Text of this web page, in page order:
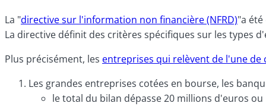
La "directive sur l'information non financière (NFRD)"a
La directive définit des critères spécifiques sur les types
Plus précisément, les entreprises qui relèvent de l'une de
Les grandes entreprises cotées en bourse, les
le total du bilan dépasse20 millions d'euros ou